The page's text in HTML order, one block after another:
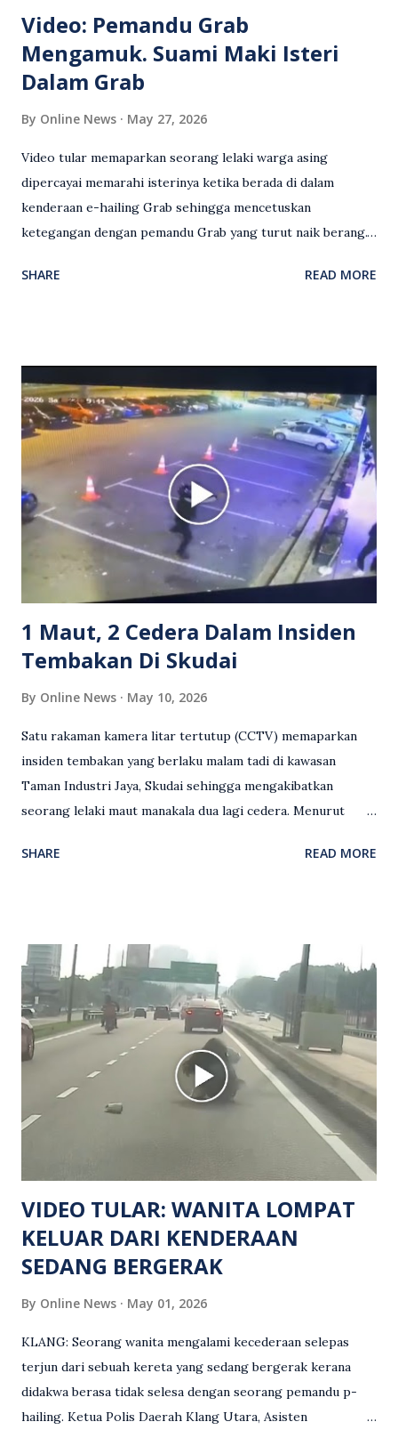
Video: Pemandu Grab
Mengamuk. Suami Maki Isteri
Dalam Grab
By Online News May 27, 2026
Video tular memaparkan seorang lelaki warga asing
dipercayai memarahi isterinya ketika berada di dalam
kenderaan e-hailing Grab sehingga mencetuskan
ketegangan dengan pemandu Grab yang turut naik berang.
antara seorang lelaki warga asing dengan pemandu Grab
Grab bertindak mempertahankan wanita terbabit sebelum
berlaku pertikaman lidah antara kedua-dua pihak. Video
berkenaan kini tular di media sosial dan mendapat pelbagai
reaksi orang ramai. Antara komen orang awam yang tular di
media sosial mengenai insiden tersebut ialah ramai yang
meluahkan rasa marah terhadap tindakan lelaki berkenaan
serta memuji pemandu Grab kerana campur tangan.
Sebahagian netizen turut meminta pihak berkuasa
mengambil tindakan tegas, manakala ada yang bersimpati
terhadap wanita dipercayai menjadi mangs...
SHARE READ MORE
1 Maut, 2 Cedera Dalam Insiden
Tembakan Di Skudai
By Online News May 10, 2026
Satu rakaman kamera litar tertutup (CCTV) memaparkan
insiden tembakan yang berlaku malam tadi di kawasan
Taman Industri Jaya, Skudai sehingga mengakibatkan
seorang lelaki maut manakala dua lagi cedera. Menurut
kejadian berlaku sekitar jam 11 malam dan pihak polis
hiburan di kawasan berkenaan. Seorang mangsa disahkan
meninggal dunia di lokasi kejadian akibat terkena tembakan,
manakala seorang lagi mangsa mengalami kecederaan.
Turut dipercayai terdapat seorang lagi individu cedera
namun identitinya masih belum dikenal pasti selepas dibawa
keluar dari lokasi oleh kenalannya. Polis kini sedang giat
mengesan dua suspek yang masih bebas bagi membantu
siasatan lanjut. Kes disiasat mengikut Seksyen 302 Kanun
Keseksaan kerana membunuh. Orang ramai yang mempunyai
maklumat diminta t...
SHARE READ MORE
VIDEO TULAR: WANITA LOMPAT
KELUAR DARI KENDERAAN
SEDANG BERGERAK
By Online News May 01, 2026
KLANG: Seorang wanita mengalami kecederaan selepas
terjun dari sebuah kereta yang sedang bergerak kerana
didakwa berasa tidak selesa dengan seorang pemandu p-
hailing. Ketua Polis Daerah Klang Utara, Asisten